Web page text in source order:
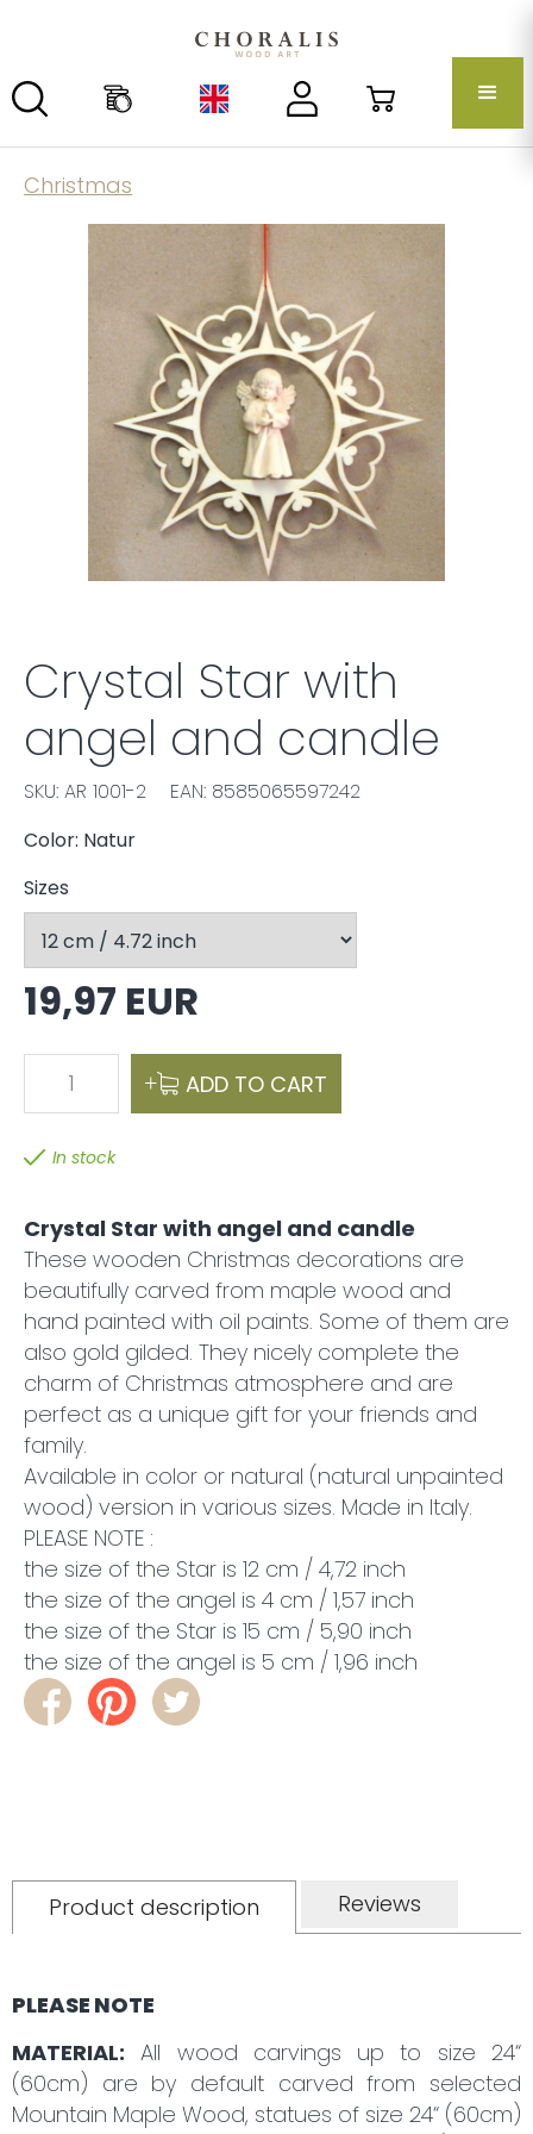
Christmas
Crystal Star with
angel and candle
SKU: AR 1001-2
EAN: 8585065597242
Color: Natur
Sizes
19,97 EUR
1 ADD TO CART
In stock
Crystal Star with angel and candle
These wooden Christmas decorations are
beautifully carved from maple wood and
hand painted with oil paints. Some of them are
also gold gilded. They nicely complete the
charm of Christmas atmosphere and are
perfect as a unique gift for your friends and
family.
Available in color or natural (natural unpainted
wood) version in various sizes. Made in Italy.
PLEASE NOTE :
the size of the Star is 12 cm / 4,72 inch
the size of the angel is 4 cm / 1,57 inch
the size of the Star is 15 cm / 5,90 inch
the size of the angel is 5 cm / 1,96 inch
Product description Reviews
PLEASE NOTE
MATERIAL: All wood carvings up to size 24“
(60cm) are by default carved from selected
Mountain Maple Wood, statues of size 24“ (60cm)